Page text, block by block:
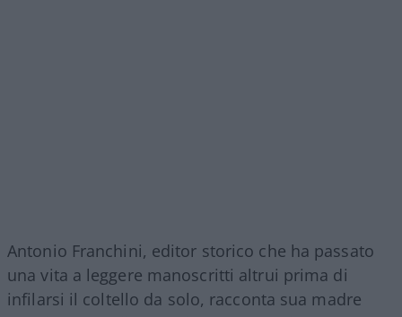
Antonio Franchini, editor storico che ha passato
una vita a leggere manoscritti altrui prima di
infilarsi il coltello da solo, racconta sua madre